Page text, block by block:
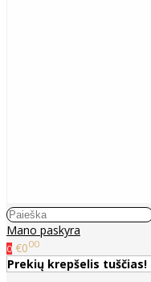
Mano paskyra
0 €000
Prekių krepšelis tuščias!